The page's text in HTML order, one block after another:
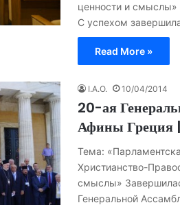
ценности и
С успехом
Read More »
I.A.O. 10/04/2014
20-ая
Афины Греция
Тема:
Христианство-
смыслы»
Генеральной